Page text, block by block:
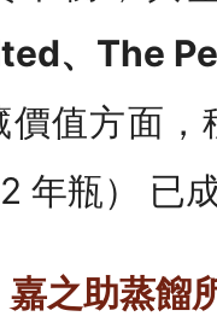
、The
價值方面
年瓶） 已
嘉之助蒸餾